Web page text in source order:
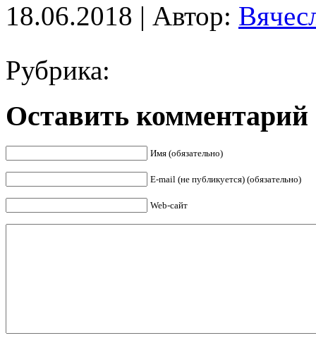
18.06.2018 | Автор:
Рубрика:
Оставить комментарий
Имя (обязательно)
E-mail (не публикуется) (обязательно)
Web-сайт